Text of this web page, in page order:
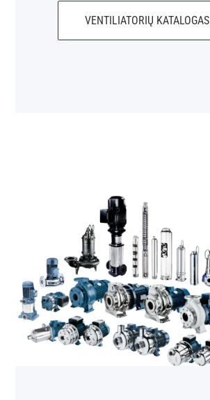
VENTILIATORIŲ KATALOGAS